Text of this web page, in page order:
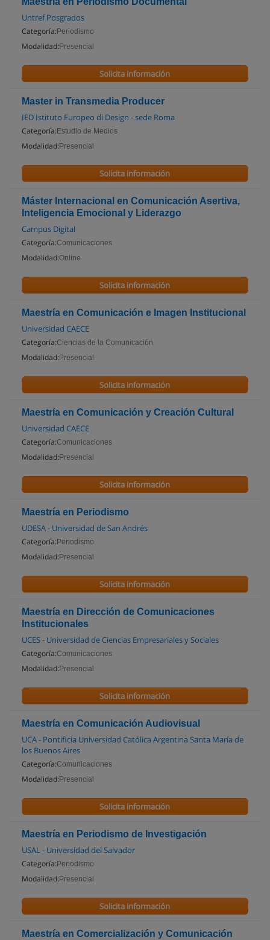
Untref Posgrados
Categoría: Periodismo
Modalidad: Presencial
Solicita información
Master in Transmedia Producer
IED Istituto Europeo di Design - sede Roma
Categoría: Estudio de Medios
Modalidad: Presencial
Solicita información
Máster Internacional en Comunicación Asertiva,
Inteligencia Emocional y Liderazgo
Campus Digital
Categoría:Comunicaciones
Modalidad:Online
Solicita información
Maestría en Comunicación e Imagen Institucional
Universidad CAECE
Categoría:Ciencias de la Comunicación
Modalidad: Presencial
Solicita información
Maestría en Comunicación y Creación Cultural
Universidad CAECE
Categoría:Comunicaciones
Modalidad: Presencial
Solicita información
Maestría en Periodismo
UDESA - Universidad de San Andrés
Categoría: Periodismo
Modalidad: Presencial
Solicita información
Maestría en Dirección de Comunicaciones
Institucionales
UCES - Universidad de Ciencias Empresariales y Sociales
Categoría:Comunicaciones
Modalidad: Presencial
Solicita información
Maestría en Comunicación Audiovisual
UCA - Pontificia Universidad Católica Argentina Santa María de
los Buenos Aires
Categoría:Comunicaciones
Modalidad: Presencial
Solicita información
Maestría en Periodismo de Investigación
USAL - Universidad del Salvador
Categoría: Periodismo
Modalidad: Presencial
Solicita información
Maestría en Comercialización y Comunicación